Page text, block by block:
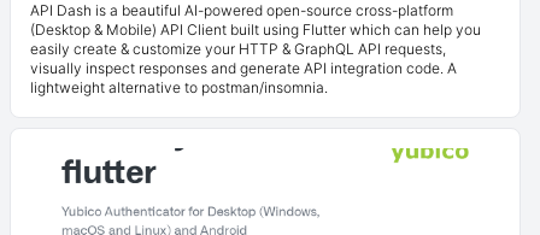
API Dash is a beautiful AI-powered open-source cross-platform
(Desktop & Mobile) API Client built using Flutter which can help you
easily create & customize your HTTP & GraphQL API requests,
visually inspect responses and generate API integration code. A
lightweight alternative to postman/insomnia.